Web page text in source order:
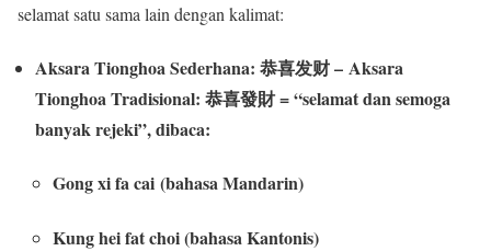
selamat satu sama lain dengan kalimat:
Aksara Tionghoa Sederhana: 恭喜发财 – Aksara
Tionghoa Tradisional: 恭喜發財 = “selamat dan semoga
banyak rejeki”, dibaca:
Gong xi fa cai (bahasa Mandarin)
Kung hei fat choi (bahasa Kantonis)